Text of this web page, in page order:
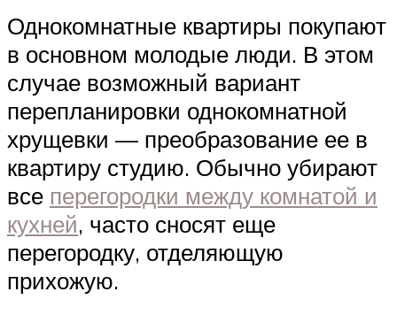
Однокомнатные квартиры покупают
в основном молодые люди. В этом
случае возможный вариант
перепланировки однокомнатной
хрущевки — преобразование ее в
квартиру студию. Обычно убирают
все перегородки между комнатой и
кухней, часто сносят еще
перегородку, отделяющую
прихожую.